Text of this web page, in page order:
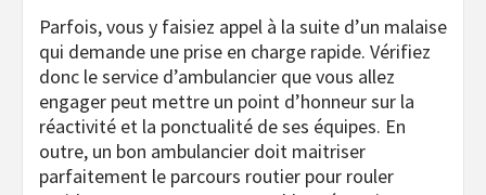
Parfois, vous y faisiez appel à la suite d’un malaise
qui demande une prise en charge rapide. Vérifiez
donc le service d’ambulancier que vous allez
engager peut mettre un point d’honneur sur la
réactivité et la ponctualité de ses équipes. En
outre, un bon ambulancier doit maitriser
parfaitement le parcours routier pour rouler